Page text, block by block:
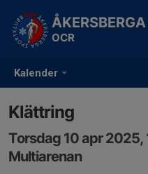
Kalender
OCR
Klättring
Torsdag 10 apr
Multiarenan